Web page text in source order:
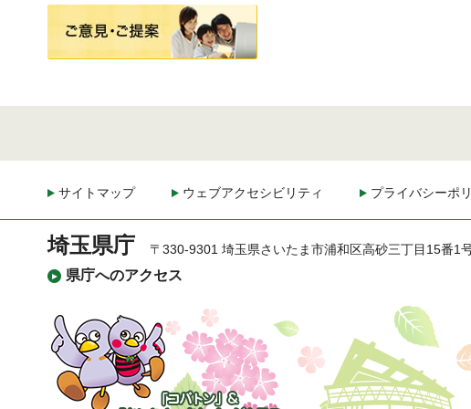
サイトマップ ウェブアクセシビリティ プライバシーポ
埼玉県庁
県庁へのアクセス
〒330-9301 埼玉県さいたま市浦和区高砂三丁目15番1
「コバトン」&「さいた